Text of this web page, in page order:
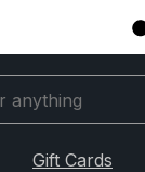
Gift Cards